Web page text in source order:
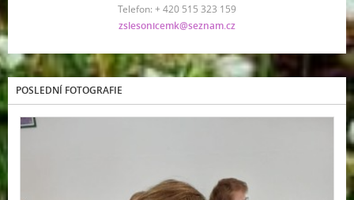
Telefon: + 420 515 323 159
zslesonicemk@seznam.cz
POSLEDNÍ FOTOGRAFIE